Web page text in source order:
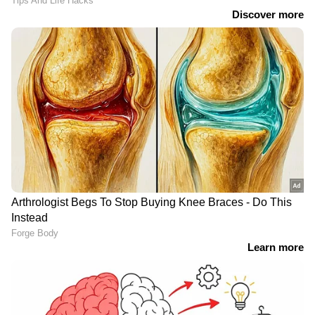
ആ പാർട്ണർഷിപ്പിൽ വഞ്ചിക്കപ്പെട്ടു,
സമാധാനം കളഞ്ഞ് മുന്നോട്ടില്ല';
കുറിപ്പുമായി സൗഭാഗ്യ
'യൂറോപ്യന്‍ ടൂര്‍ കഴിഞ്ഞ് ജെറ്റ് ലാ​
ഗോടെയാണ് അദ്ദേഹം എത്തിയത്, പക്ഷേ';
മോഹന്‍ലാല്‍ അമ്പരപ്പിച്ചതിനെക്കുറിച്ച്
പരസ്യ സംവിധായകന്‍
RECOMMENDED STORIES